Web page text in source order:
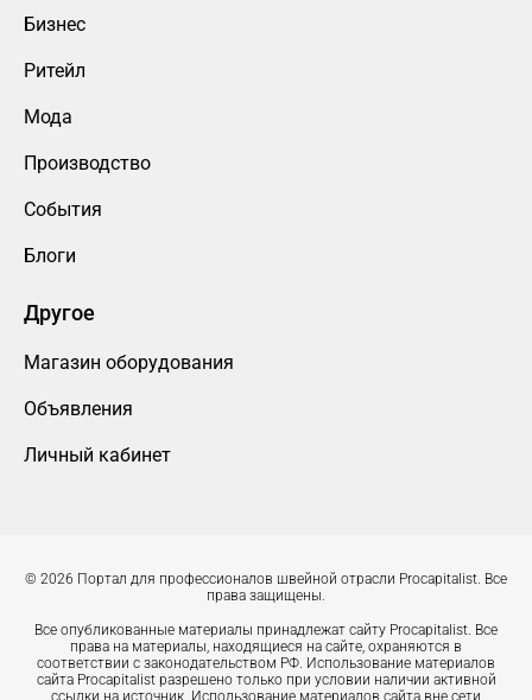
Бизнес
Ритейл
Мода
Производство
События
Блоги
Другое
Магазин оборудования
Объявления
Личный кабинет
© 2026 Портал для профессионалов швейной отрасли Procapitalist. Все
права защищены.
Все опубликованные материалы принадлежат сайту Procapitalist. Все
права на материалы, находящиеся на сайте, охраняются в
соответствии с законодательством РФ. Использование материалов
сайта Procapitalist разрешено только при условии наличии активной